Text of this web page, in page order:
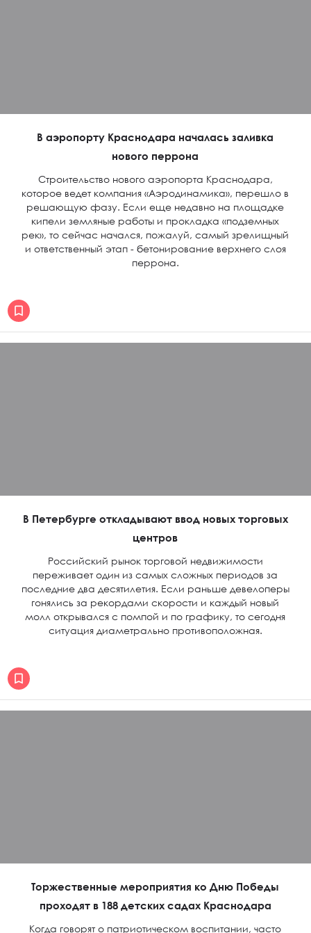
В аэропорту Краснодара началась заливка
нового перрона
Строительство нового аэропорта Краснодара,
которое ведет компания «Аэродинамика», перешло в
решающую фазу. Если еще недавно на площадке
кипели земляные работы и прокладка «подземных
рек», то сейчас начался, пожалуй, самый зрелищный
и ответственный этап - бетонирование верхнего слоя
перрона.
В Петербурге откладывают ввод новых торговых
центров
Российский рынок торговой недвижимости
переживает один из самых сложных периодов за
последние два десятилетия. Если раньше девелоперы
гонялись за рекордами скорости и каждый новый
молл открывался с помпой и по графику, то сегодня
ситуация диаметрально противоположная.
Торжественные мероприятия ко Дню Победы
проходят в 188 детских садах Краснодара
Когда говорят о патриотическом воспитании, часто